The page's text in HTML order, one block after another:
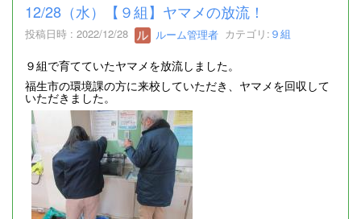
12/28（水）【９組】ヤマメの放流！
投稿日時 : 2022/12/28 ルーム管理者 カテゴリ: ９組
９組で育てていたヤマメを放流しました。
福生市の環境課の方に来校していただき、ヤマメを回収して
いただきました。